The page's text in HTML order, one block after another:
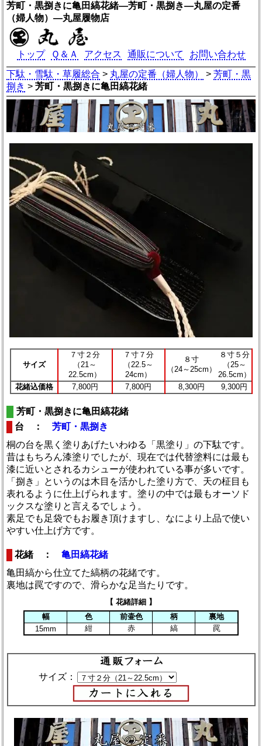
芳町・黒捌きに亀田縞花緒―芳町・黒捌き―丸屋の定番
（婦人物）―丸屋履物店
トップ Ｑ＆Ａ アクセス 通販について
お問い合わせ
下駄・雪駄・草履総合 > 丸屋の定番（婦人物） >芳町・黒
捌き >芳町・黒捌きに亀田縞花緒
サイズ
７寸２分
（21～
22.5cm）
７寸７分
（22.5～
24cm）
８寸
（24～25cm）
８寸５分
（25～
26.5cm）
花緒込価格
7,800円 7,800円 8,300円 9,300円
芳町・黒捌きに亀田縞花緒
台 ：芳町・黒捌き
桐の台を黒く塗りあげたいわゆる「黒塗り」の下駄です。
昔はもちろん漆塗りでしたが、現在では代替塗料には最も
漆に近いとされるカシューが使われている事が多いです。
「捌き」というのは木目を活かした塗り方で、天の柾目も
表れるように仕上げられます。塗りの中では最もオーソド
ックスな塗りと言えるでしょう。
素足でも足袋でもお履き頂けますし、なにより上品で使い
やすい仕上げ方です。
花緒 ：亀田縞花緒
亀田縞から仕立てた縞柄の花緒です。
裏地は罠ですので、滑らかな足当たりです。
【 花緒詳細 】
幅
色 前壷色 柄
裏地
15mm
紺 赤 縞 罠
サイズ：